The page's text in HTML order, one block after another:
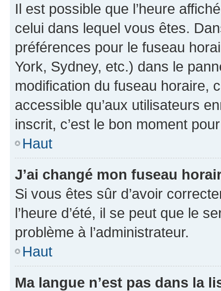
Il est possible que l’heure
celui dans lequel vous êtes.
préférences pour le fuseau
York, Sydney, etc.) dans le
modification du fuseau horaire,
accessible qu’aux utilisateurs
inscrit, c’est le bon moment
Haut
J’ai changé mon fuseau
Si vous êtes sûr d’avoir
l’heure d’été, il se peut que le
problème à l’administrateur.
Haut
Ma langue n’est pas dans la